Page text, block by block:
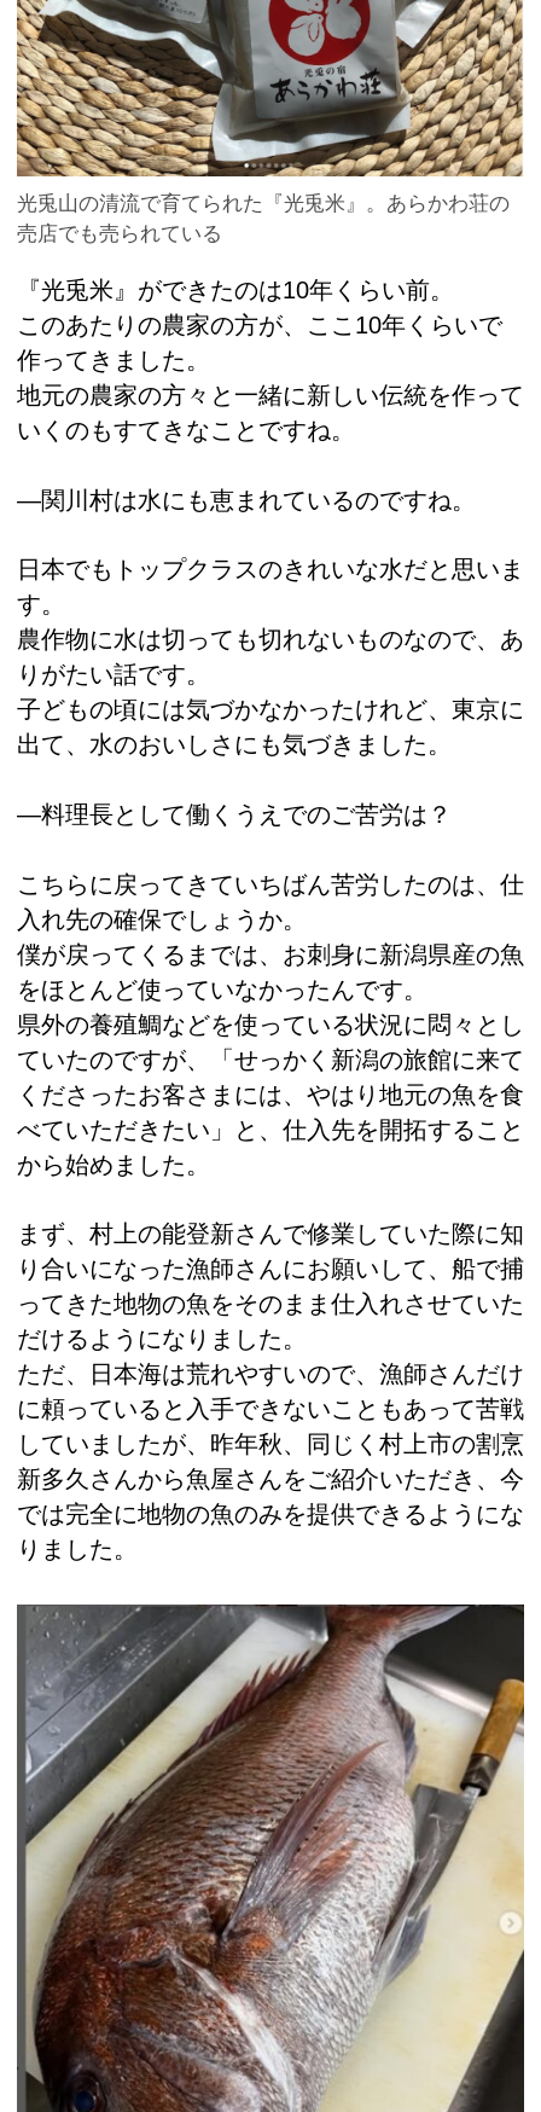
光兎山の清流で育てられた『光兎米』。あらかわ荘の
売店でも売られている
『光兎米』ができたのは10年くらい前。
このあたりの農家の方が、ここ10年くらいで
作ってきました。
地元の農家の方々と一緒に新しい伝統を作って
いくのもすてきなことですね。
―関川村は水にも恵まれているのですね。
日本でもトップクラスのきれいな水だと思いま
す。
農作物に水は切っても切れないものなので、あ
りがたい話です。
子どもの頃には気づかなかったけれど、東京に
出て、水のおいしさにも気づきました。
―料理長として働くうえでのご苦労は？
こちらに戻ってきていちばん苦労したのは、仕
入れ先の確保でしょうか。
僕が戻ってくるまでは、お刺身に新潟県産の魚
をほとんど使っていなかったんです。
県外の養殖鯛などを使っている状況に悶々とし
ていたのですが、「せっかく新潟の旅館に来て
くださったお客さまには、やはり地元の魚を食
べていただきたい」と、仕入先を開拓すること
から始めました。
まず、村上の能登新さんで修業していた際に知
り合いになった漁師さんにお願いして、船で捕
ってきた地物の魚をそのまま仕入れさせていた
だけるようになりました。
ただ、日本海は荒れやすいので、漁師さんだけ
に頼っていると入手できないこともあって苦戦
していましたが、昨年秋、同じく村上市の割烹
新多久さんから魚屋さんをご紹介いただき、今
では完全に地物の魚のみを提供できるようにな
りました。